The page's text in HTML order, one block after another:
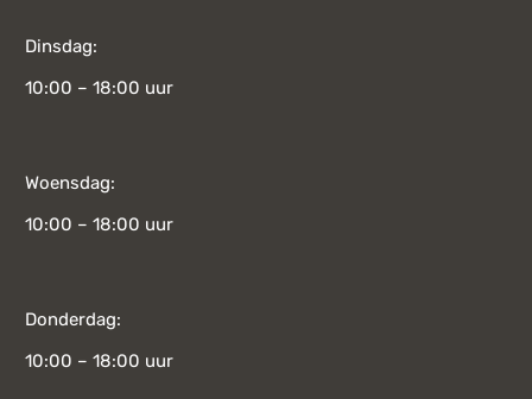
Dinsdag:
10:00 – 18:00 uur
Woensdag:
10:00 – 18:00 uur
Donderdag:
10:00 – 18:00 uur